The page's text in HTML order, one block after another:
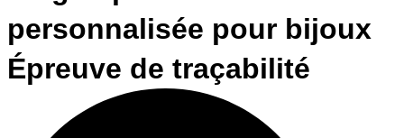
personnalisée pour bijoux
Épreuve de traçabilité